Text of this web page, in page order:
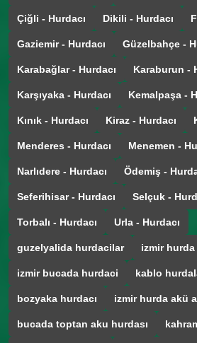
Çiğli - Hurdacı Dikili - Hurdacı
Gaziemir - Hurdacı Güzelbahçe -
Karabağlar - Hurdacı Karaburun -
Karşıyaka - Hurdacı Kemalpaşa -
Kınık - Hurdacı Kiraz - Hurdacı
Menderes - Hurdacı Menemen -
Narlıdere - Hurdacı Ödemiş -
Seferihisar - Hurdacı Selçuk -
Torbalı - Hurdacı Urla - Hurdacı
guzelyalida hurdacilar izmir
izmir bucada hurdaci kablo
bozyaka hurdacı izmir hurda akü
bucada toptan aku hurdası